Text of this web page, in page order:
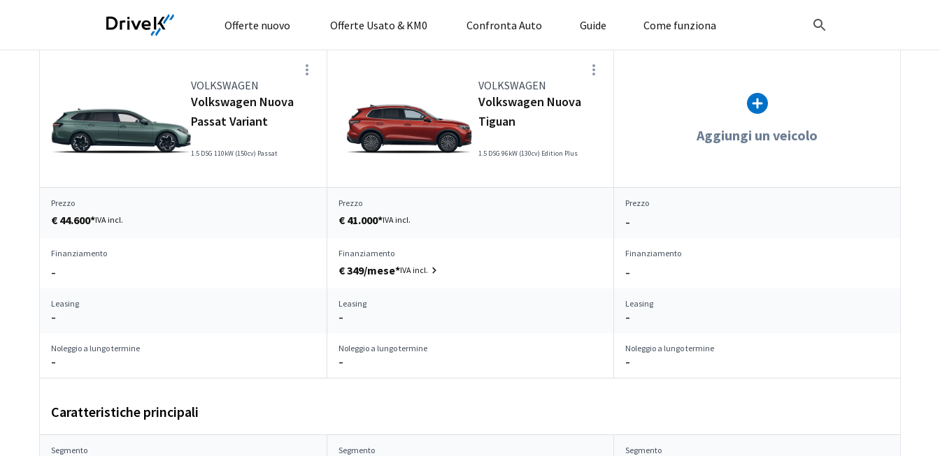
Offerte nuovo Offerte Usato & KM0 Confronta Auto Guide Come funziona
VOLKSWAGEN
Volkswagen Nuova
Passat Variant
1.5 DSG 110kW (150cv) Passat
VOLKSWAGEN
Volkswagen Nuova
Tiguan
1.5 DSG 96kW (130cv) Edition Plus
Aggiungi un veicolo
Prezzo
€ 44.600*IVA incl.
Prezzo
€ 41.000*IVA incl.
Prezzo
–
Finanziamento
–
Finanziamento
€ 349/mese*IVA incl.
Finanziamento
–
Leasing
–
Leasing
–
Leasing
–
Noleggio a lungo termine
–
Noleggio a lungo termine
–
Noleggio a lungo termine
–
Caratteristiche principali
Segmento Segmento Segmento